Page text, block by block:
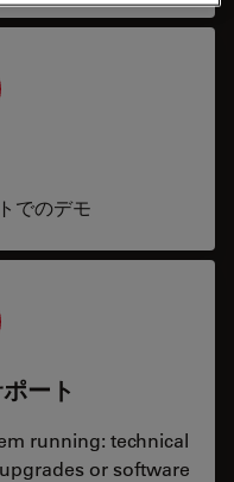
でのデモ
ート
running: technical
or software